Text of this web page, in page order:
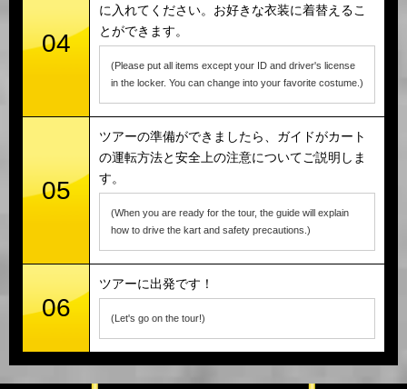
04
に入れてください。お好きな衣装に着替えるこ
とができます。
(Please put all items except your ID and driver's license
in the locker. You can change into your favorite costume.)
05
ツアーの準備ができましたら、ガイドがカート
の運転方法と安全上の注意についてご説明しま
す。
(When you are ready for the tour, the guide will explain
how to drive the kart and safety precautions.)
06
ツアーに出発です！
(Let's go on the tour!)